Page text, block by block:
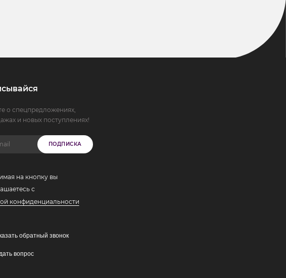
о спецпредложениях,
и новых поступлениях!
ПОДПИСКА
на кнопку вы
с
конфиденциальности
обратный звонок
вопрос